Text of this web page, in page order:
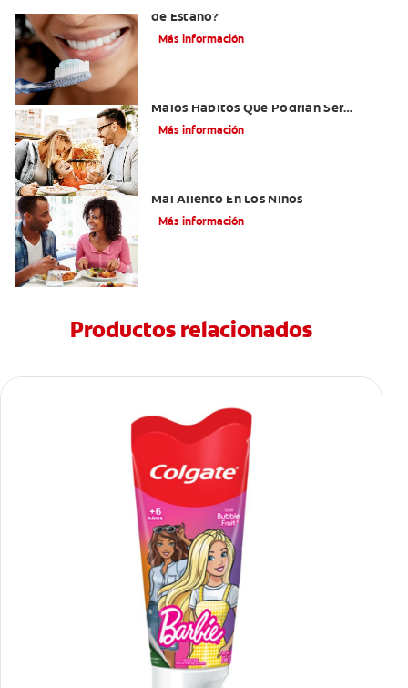
de Estaño?
Más información
Malos Hábitos Que Podrían Ser
Dañinos
Más información
Mal Aliento En Los Niños
Más información
Productos relacionados